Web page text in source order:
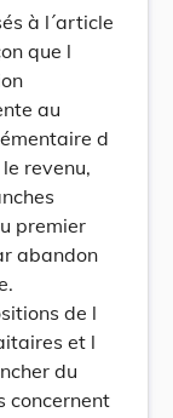
à l´article
que l
au
d
revenu,
premier
abandon
de l
et l
du
concernent